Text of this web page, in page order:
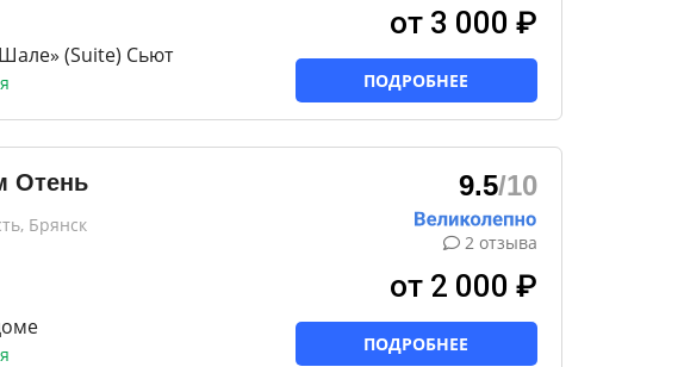
(Suite) Сьют
от 3 000 ₽
ПОДРОБНЕЕ
Отень
Брянск
9.5/10
2 отзыва
от 2 000 ₽
ПОДРОБНЕЕ